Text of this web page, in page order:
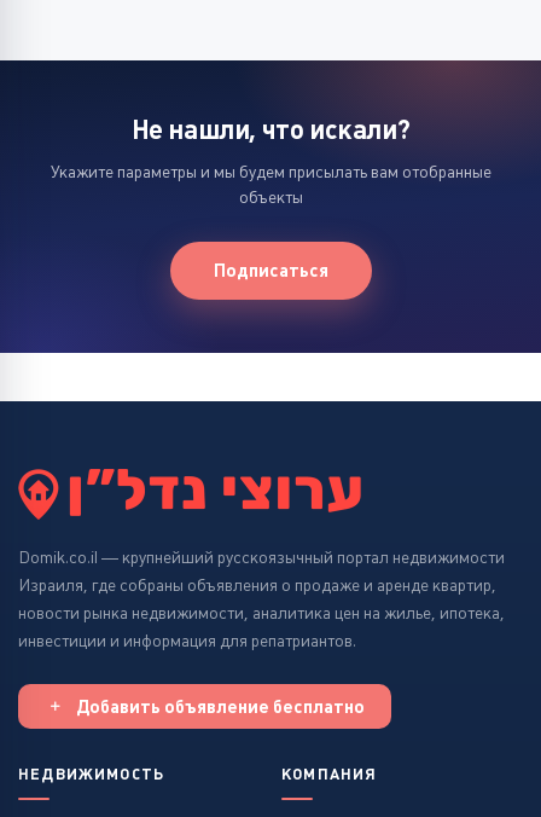
Не нашли, что искали?
Укажите параметры и мы будем присылать вам отобранные
объекты
Подписаться
Domik.co.il — крупнейший русскоязычный портал недвижимости
Израиля, где собраны объявления о продаже и аренде квартир,
новости рынка недвижимости, аналитика цен на жилье, ипотека,
инвестиции и информация для репатриантов.
Добавить объявление бесплатно
НЕДВИЖИМОСТЬ КОМПАНИЯ